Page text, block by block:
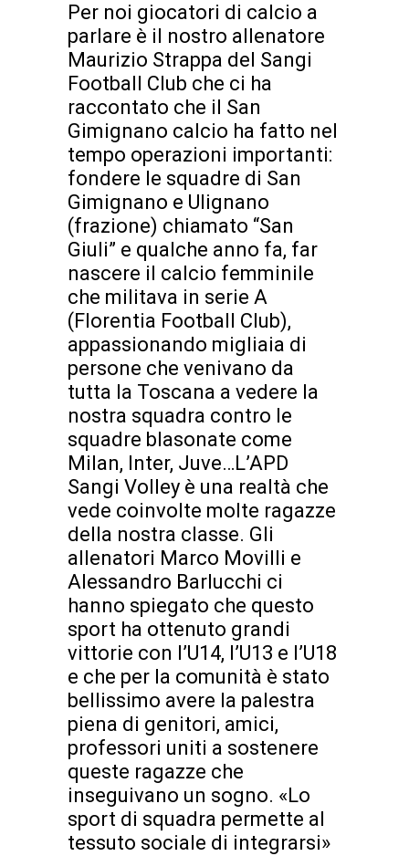
Per noi giocatori di calcio a
parlare è il nostro allenatore
Maurizio Strappa del Sangi
Football Club che ci ha
raccontato che il San
Gimignano calcio ha fatto nel
tempo operazioni importanti:
fondere le squadre di San
Gimignano e Ulignano
(frazione) chiamato “San
Giuli” e qualche anno fa, far
nascere il calcio femminile
che militava in serie A
(Florentia Football Club),
appassionando migliaia di
persone che venivano da
tutta la Toscana a vedere la
nostra squadra contro le
squadre blasonate come
Milan, Inter, Juve…L’APD
Sangi Volley è una realtà che
vede coinvolte molte ragazze
della nostra classe. Gli
allenatori Marco Movilli e
Alessandro Barlucchi ci
hanno spiegato che questo
sport ha ottenuto grandi
vittorie con l’U14, l’U13 e l’U18
e che per la comunità è stato
bellissimo avere la palestra
piena di genitori, amici,
professori uniti a sostenere
queste ragazze che
inseguivano un sogno. «Lo
sport di squadra permette al
tessuto sociale di integrarsi»